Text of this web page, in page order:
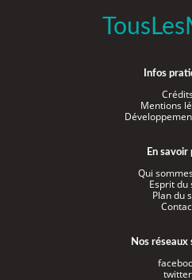
Infos
Crédits
Mentions
En savoir
Qui
Esprit du
Plan du
Nos réseaux
twitter